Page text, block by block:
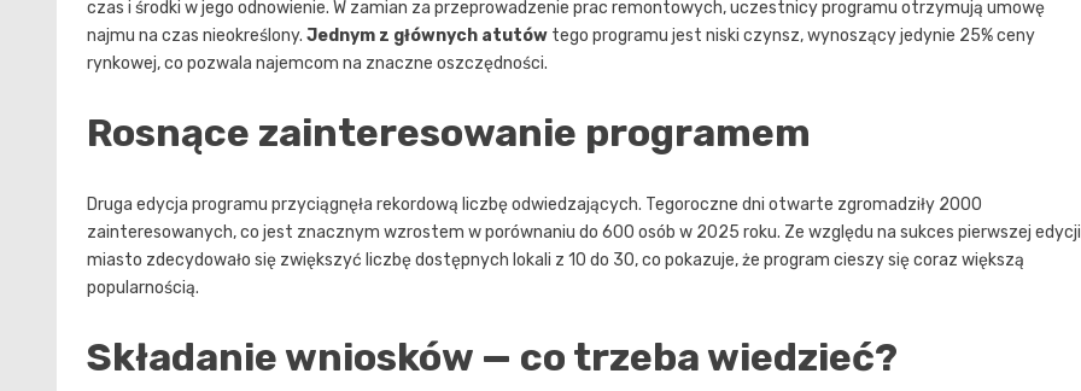
czas i środki w jego odnowienie. W zamian za przeprowadzenie prac remontowych, uczestnicy programu otrzymują umowę
najmu na czas nieokreślony. Jednym z głównych atutów tego programu jest niski czynsz, wynoszący jedynie 25% ceny
rynkowej, co pozwala najemcom na znaczne oszczędności.
Rosnące zainteresowanie programem
Druga edycja programu przyciągnęła rekordową liczbę odwiedzających. Tegoroczne dni otwarte zgromadziły 2000
zainteresowanych, co jest znacznym wzrostem w porównaniu do 600 osób w 2025 roku. Ze względu na sukces pierwszej
miasto zdecydowało się zwiększyć liczbę dostępnych lokali z 10 do 30, co pokazuje, że program cieszy się coraz większą
popularnością.
Składanie wniosków — co trzeba wiedzieć?